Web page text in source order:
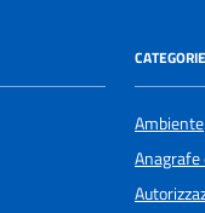
Ambiente